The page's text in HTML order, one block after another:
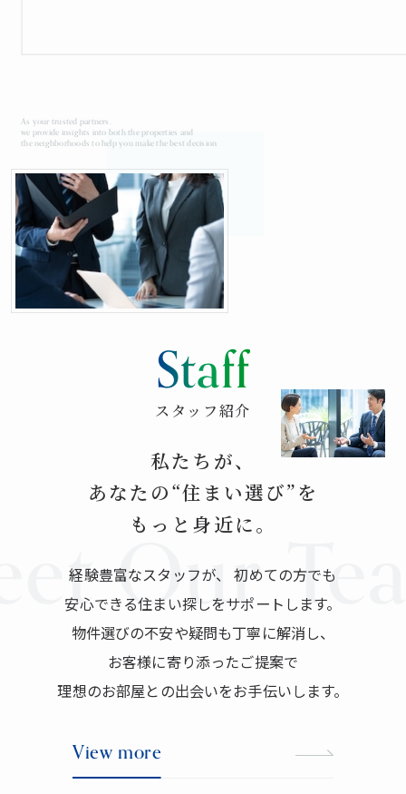
As your trusted partners,
we provide insights into both the properties and
the neighborhoods to help you make the best decision.
Staff
スタッフ紹介
私たちが、
あなたの“住まい選び”を
もっと身近に。
経験豊富なスタッフが、
初めての方でも
安心できる住まい探しをサポートします。
物件選びの不安や疑問も丁寧に解消し、
お客様に寄り添ったご提案で
理想のお部屋との出会いをお手伝いします。
V
V
i
i
e
e
w
w
m
m
o
o
r
r
e
e
Our